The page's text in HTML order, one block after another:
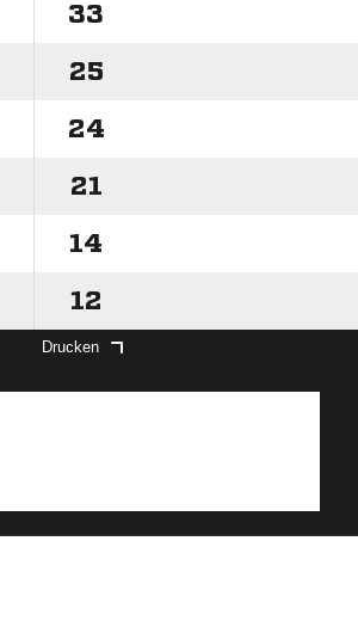
33
25
24
21
14
12
Drucken